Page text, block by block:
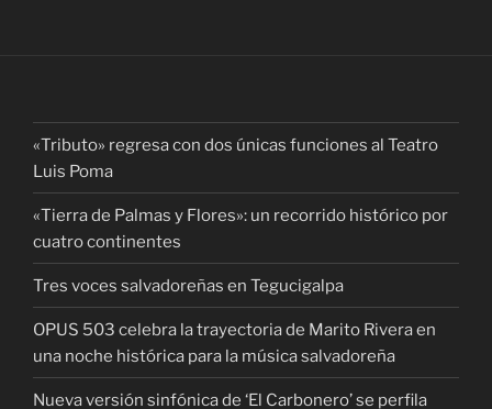
«Tributo» regresa con dos únicas funciones al Teatro
Luis Poma
«Tierra de Palmas y Flores»: un recorrido histórico por
cuatro continentes
Tres voces salvadoreñas en Tegucigalpa
OPUS 503 celebra la trayectoria de Marito Rivera en
una noche histórica para la música salvadoreña
Nueva versión sinfónica de ‘El Carbonero’ se perfila